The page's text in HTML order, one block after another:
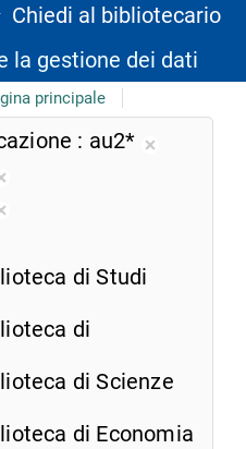
Chiedi al bibliotecario
la gestione dei dati
principale
au2*
dalla
corrente
ricerca di Studi
di
di Scienze
di Economia